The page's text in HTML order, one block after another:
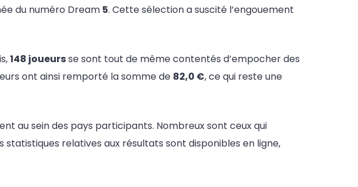
du numéro Dream 5. Cette sélection a suscité l’engouement
148 joueursse sont tout de même contentés d’empocher des
ont ainsi remporté la somme de 82,0 €, ce qui reste une
au sein des pays participants. Nombreux sont ceux qui
relatives aux résultats sont disponibles en ligne,